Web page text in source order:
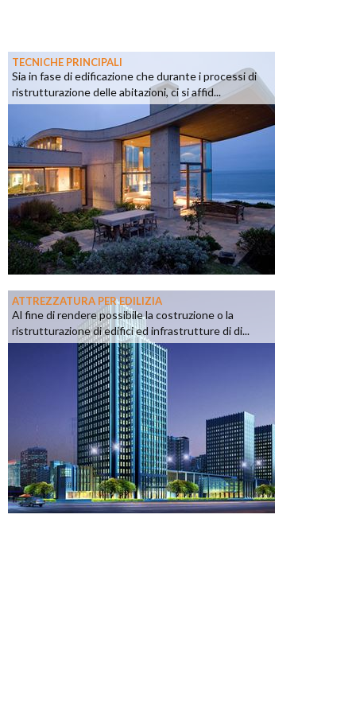
TECNICHE PRINCIPALI
Sia in fase di edificazione che durante i processi di
ristrutturazione delle abitazioni, ci si affid...
ATTREZZATURA PER EDILIZIA
Al fine di rendere possibile la costruzione o la
ristrutturazione di edifici ed infrastrutture di di...